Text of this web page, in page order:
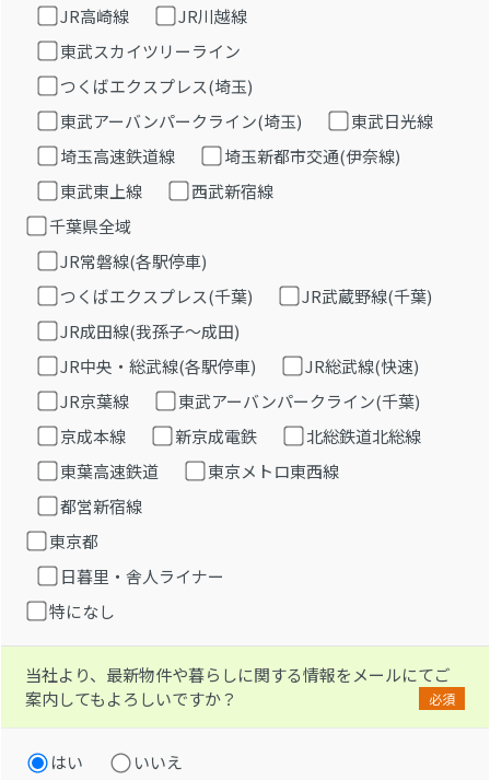
JR高崎線
JR川越線
東武スカイツリーライン
つくばエクスプレス(埼玉)
東武アーバンパークライン(埼玉)
東武日光線
埼玉高速鉄道線
埼玉新都市交通(伊奈線)
東武東上線
西武新宿線
千葉県全域
JR常磐線(各駅停車)
つくばエクスプレス(千葉)
JR武蔵野線(千葉)
JR成田線(我孫子～成田)
JR中央・総武線(各駅停車)
JR総武線(快速)
JR京葉線
東武アーバンパークライン(千葉)
京成本線
新京成電鉄
北総鉄道北総線
東葉高速鉄道
東京メトロ東西線
都営新宿線
東京都
日暮里・舎人ライナー
特になし
当社より、最新物件や暮らしに関する情報をメールにてご
案内してもよろしいですか？
必須
はい いいえ